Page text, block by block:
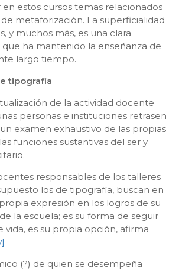
estos cursos temas relacionados
metaforización. La superficialidad
y muchos más, es una clara
ha mantenido la enseñanza de
largo tiempo.
tipografía
de la actividad docente
personas e instituciones retrasen
examen exhaustivo de las propias
funciones sustantivas del ser y
responsables de los talleres
los de tipografía, buscan en
expresión en los logros de su
la escuela; es su forma de seguir
vida, es su propia opción, afirma
(?) de quien se desempeña